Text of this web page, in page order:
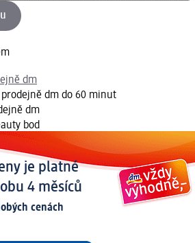
dm
dm do 60 minut
dm
bod
je platné
4 měsíců
cenách